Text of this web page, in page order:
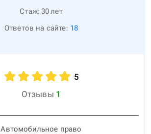
Стаж: 30лет
Ответов на сайте: 18
5
Отзывы 1
Автомобильное право